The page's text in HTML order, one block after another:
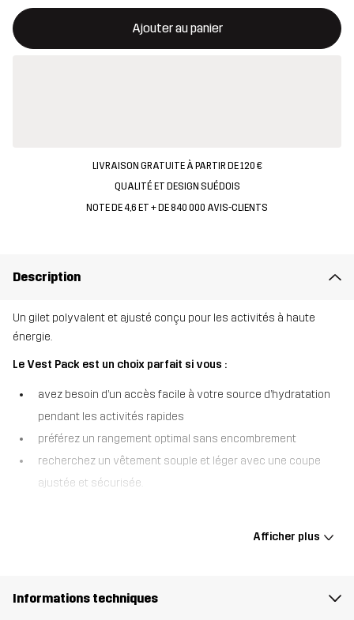
Ajouter au panier
Ce bouton ouvrira une fenêtre modale confirmant un nouvel
{{taille}} non disponible
LIVRAISON GRATUITE À PARTIR DE 120 €
QUALITÉ ET DESIGN SUÉDOIS
NOTE DE 4,6 ET + DE 840 000 AVIS-CLIENTS
Description
Un gilet polyvalent et ajusté conçu pour les activités à haute
énergie.
Le Vest Pack est un choix parfait si vous :
avez besoin d’un accès facile à votre source d’hydratation
pendant les activités rapides
préférez un rangement optimal sans encombrement
recherchez un vêtement souple et léger avec une coupe
ajustée et sécurisée.
rapide et d’autres activités de haute intensité. Avec une grande
essentiels comme les collations, les liquides, vos clés et votre
Afficher plus
Informations techniques